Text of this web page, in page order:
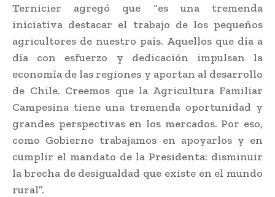
Ternicier agregó que “es una tremenda
iniciativa destacar el trabajo de los pequeños
agricultores de nuestro país. Aquellos que día a
día con esfuerzo y dedicación impulsan la
economía de las regiones y aportan al desarrollo
de Chile. Creemos que la Agricultura Familiar
Campesina tiene una tremenda oportunidad y
grandes perspectivas en los mercados. Por eso,
como Gobierno trabajamos en apoyarlos y en
cumplir el mandato de la Presidenta: disminuir
la brecha de desigualdad que existe en el mundo
rural”.